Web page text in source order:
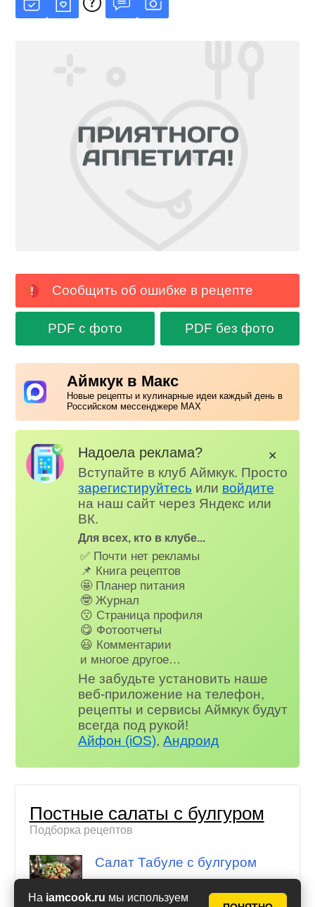
На iamcook.ru мы используем
Сообщить об ошибке в рецепте
PDF с фото PDF без фото
Аймкук в Макс
Новые рецепты и кулинарные идеи каждый день в
Российском мессенджере MAX
Надоела реклама?
Вступайте в клуб Аймкук. Просто
зарегистируйтесь или войдите
на наш сайт через Яндекс или
ВК.
Для всех, кто в клубе...
✅ Почти нет рекламы
📌 Книга рецептов
🤩 Планер питания
🤓 Журнал
😗 Страница профиля
😋 Фотоотчеты
😃 Комментарии
и многое другое…
Не забудьте установить наше
веб-приложение на телефон,
рецепты и сервисы Аймкук будут
всегда под рукой!
Айфон (iOS),Андроид
✕
Постные салаты с булгуром
Подборка рецептов
Салат Табуле с булгуром